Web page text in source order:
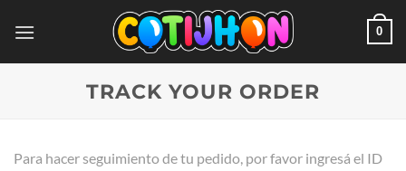
0
TRACK YOUR ORDER
Para hacer seguimiento de tu pedido, por favor ingresá el ID